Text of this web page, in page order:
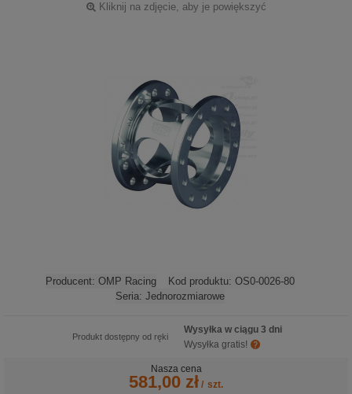
Kliknij na zdjęcie, aby je powiększyć
Producent: OMP Racing Kod produktu: OS0-0026-80
Seria: Jednorozmiarowe
Produkt dostępny od ręki
Wysyłka w ciągu 3 dni
Wysyłka gratis!
Nasza cena
581,00 zł / szt.